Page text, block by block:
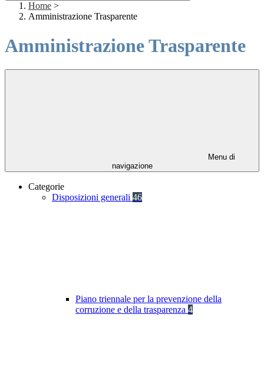
Home >
Amministrazione Trasparente
Amministrazione Trasparente
Menu di
navigazione
Categorie
Disposizioni generali 46
Piano triennale per la prevenzione della
corruzione e della trasparenza 4